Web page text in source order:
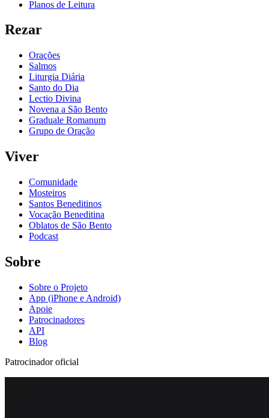
Planos de Leitura
Rezar
Orações
Salmos
Liturgia Diária
Santo do Dia
Lectio Divina
Novena a São Bento
Graduale Romanum
Grupo de Oração
Viver
Comunidade
Mosteiros
Santos Beneditinos
Vocação Beneditina
Oblatos de São Bento
Podcast
Sobre
Sobre o Projeto
App (iPhone e Android)
Apoie
Patrocinadores
API
Blog
Patrocinador oficial